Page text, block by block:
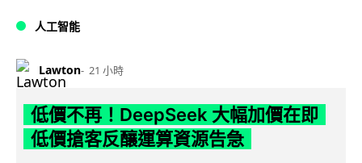
人工智能
Lawton 21 小時
低價不再！DeepSeek 大幅加價在即
低價搶客反釀運算資源告急